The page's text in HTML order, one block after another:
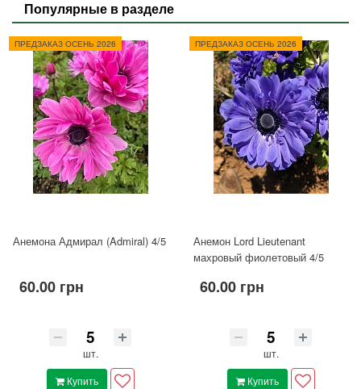
Популярные в разделе
ПРЕДЗАКАЗ ОСЕНЬ 2026
Анемона Адмирал (Admiral) 4/5
60.00 грн
шт.
Купить
ПРЕДЗАКАЗ ОСЕНЬ 2026
Анемон Lord Lieutenant
махровый фиолетовый 4/5
60.00 грн
шт.
Купить